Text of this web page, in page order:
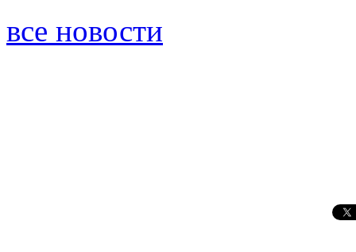
все новости